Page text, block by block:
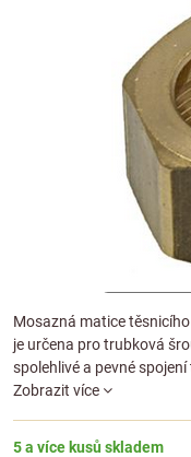
Mosazná matice
je určena pro trubková
spolehlivé a pevné
Zobrazit více
5 a více kusů skladem